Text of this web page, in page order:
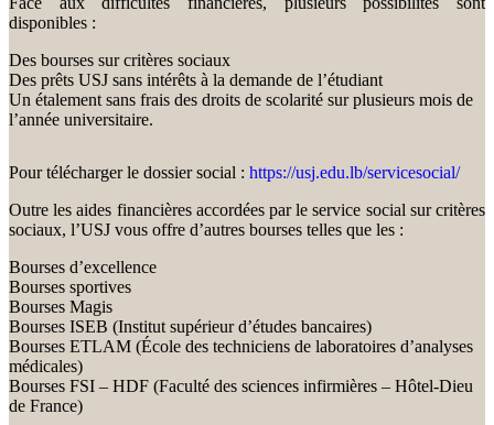
disponibles :
Des bourses sur critères sociaux
Des prêts USJ sans intérêts à la demande de l’étudiant
Un étalement sans frais des droits de scolarité sur plusieurs mois de
l’année universitaire.
Pour télécharger le dossier social : https://usj.edu.lb/servicesocial/
Outre les aides financières accordées par le service social sur critères
sociaux, l’USJ vous offre d’autres bourses telles que les :
Bourses d’excellence
Bourses sportives
Bourses Magis
Bourses ISEB (Institut supérieur d’études bancaires)
Bourses ETLAM (École des techniciens de laboratoires d’analyses
médicales)
Bourses FSI – HDF (Faculté des sciences infirmières – Hôtel-Dieu
de France)